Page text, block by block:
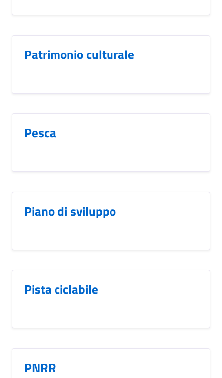
Patrimonio culturale
Pesca
Piano di sviluppo
Pista ciclabile
PNRR